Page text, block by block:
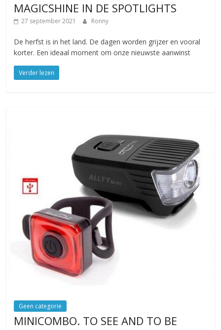
MAGICSHINE IN DE SPOTLIGHTS
27 september 2021 Ronny
De herfst is in het land. De dagen worden grijzer en vooral
korter. Een ideaal moment om onze nieuwste aanwinst
Verder lezen
Geen categorie
MINICOMBO. TO SEE AND TO BE